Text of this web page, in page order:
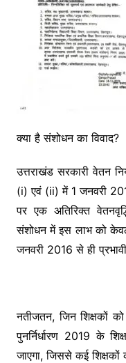
क्या है संशोधन का विवाद?
उत्तराखंड सरकारी वेतन
(i) एवं (ii) में 1 जनवरी
पर एक अतिरिक्त
संशोधन में इस लाभ को
जनवरी 2016 से ही
नतीजतन, जिन शिक्षकों
पुनर्निर्धारण 2019 के
जाएगा, जिससे कई शिक्षकों